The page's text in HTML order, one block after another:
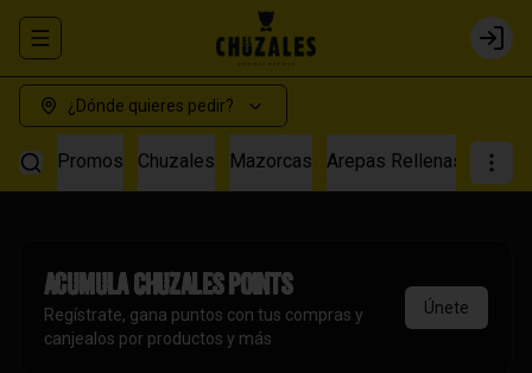
Abrir menu de navegación Login
¿Dónde quieres pedir?
Promos Chuzales Mazorcas Arepas Rellenas
AcumulaChuzales Points
Regístrate, gana puntos con tus compras y
canjealos por productos y más
Únete